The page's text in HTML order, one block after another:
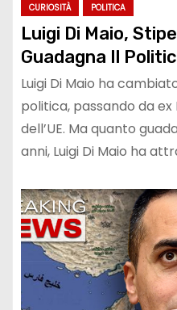
CURIOSITÀ POLITICA
Luigi Di Maio,
Guadagna Il
Luigi Di Maio ha
politica, passando da ex
dell’UE. Ma quanto
anni, Luigi Di Maio ha